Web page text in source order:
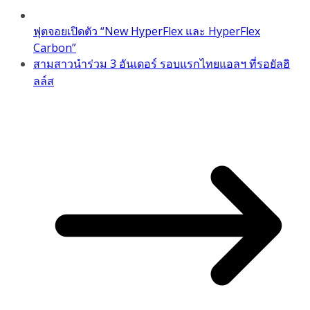
ฟุตจอยเปิดตัว “New HyperFlex และ HyperFlex
Carbon”
สามสาวนำร่วม 3 อันเดอร์ รอบแรกไทยแอลฯ ที่รอยัลฮิ
ลล์ส